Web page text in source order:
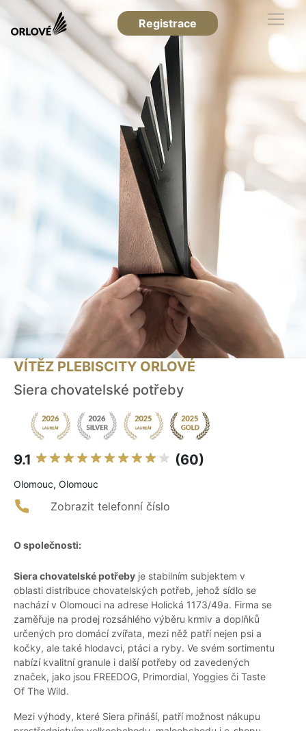
Registrace
VÍTĚZ PLEBISCITY ORLOVÉ
Siera chovatelské potřeby
9.1 (60)
Olomouc, Olomouc
Zobrazit telefonní číslo
O společnosti:
Siera chovatelské potřeby je stabilním subjektem v
oblasti distribuce chovatelských potřeb, jehož sídlo se
nachází v Olomouci na adrese Holická 1173/49a. Firma se
zaměřuje na prodej rozsáhlého výběru krmiv a doplňků
určených pro domácí zvířata, mezi něž patří nejen psi a
kočky, ale také hlodavci, ptáci a ryby. Ve svém sortimentu
nabízí kvalitní granule i další potřeby od zavedených
značek, jako jsou FREEDOG, Primordial, Yoggies či Taste
Of The Wild.
Mezi výhody, které Siera přináší, patří možnost nákupu